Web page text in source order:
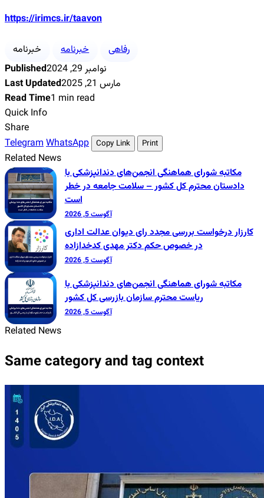
https://irimcs.ir/taavon
خبرنامه خبرنامه
رفاهی
Published
نوامبر 29, 2024
Last Updated
مارس 21, 2025
Read Time1 min read
Quick Info
Share
TelegramWhatsApp Copy Link Print
Related News
مکاتبه شورای هماهنگی انجمن‌های دندانپزشکی با
دادستان محترم کل کشور – سلامت جامعه در خطر
است
آگوست 5, 2026
کارزار درخواست بررسی مجدد رای دیوان عدالت اداری
در خصوص حکم دکتر مهدی کدخدازاده
آگوست 5, 2026
مکاتبه شورای هماهنگی انجمن‌های دندانپزشکی با
ریاست محترم سازمان بازرسی کل کشور
آگوست 5, 2026
Related News
Same category and tag context